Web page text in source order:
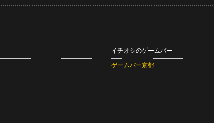
イチオシのゲームバー
ゲームバー京都